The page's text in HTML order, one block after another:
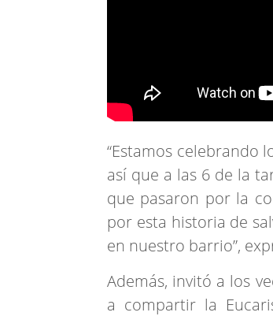
“Estamos celebrando
así que a las 6 de la
que pasaron por la
por esta historia de
en nuestro barrio”,
Además, invitó a los
a compartir la